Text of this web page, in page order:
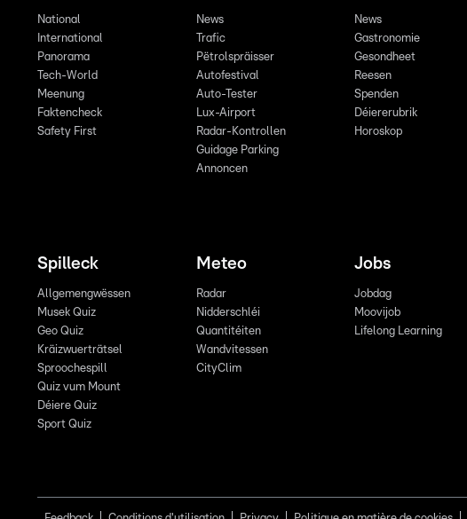
National
International
Panorama
Tech-World
Meenung
Faktencheck
Safety First
News
Trafic
Pëtrolspräisser
Autofestival
Auto-Tester
Lux-Airport
Radar-Kontrollen
Guidage Parking
Annoncen
News
Gastronomie
Gesondheet
Reesen
Spenden
Déiererubrik
Horoskop
Spilleck
Allgemengwëssen
Musek Quiz
Geo Quiz
Kräizwuerträtsel
Sproochespill
Quiz vum Mount
Déiere Quiz
Sport Quiz
Meteo
Radar
Nidderschléi
Quantitéiten
Wandvitessen
CityClim
Jobs
Jobdag
Moovijob
Lifelong Learning